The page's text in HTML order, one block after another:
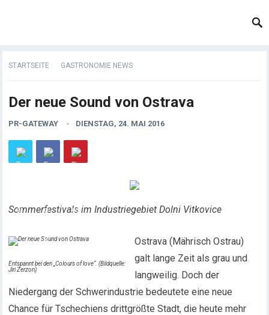
STARTSEITE GASTRONOMIE NEWS
Der neue Sound von Ostrava
PR-GATEWAY DIENSTAG, 24. MAI 2016
Sommerfestivals im Industriegebiet Dolni Vitkovice
Entspannt bei den „Colours of love“. (Bildquelle:
Jiri Zerzon)
Ostrava (Mährisch Ostrau)
galt lange Zeit als grau und
langweilig. Doch der
Niedergang der Schwerindustrie bedeutete eine neue
Chance für Tschechiens drittgrößte Stadt, die heute mehr